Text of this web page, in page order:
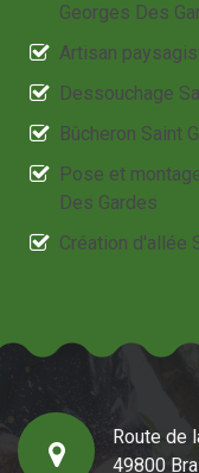
Georges Des
Artisan
Dessouchage
Bûcheron Saint
Pose et
Des Gardes
Création d'allée
Route de
49800